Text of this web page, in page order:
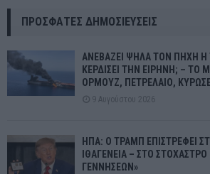
ΠΡΌΣΦΑΤΕΣ ΔΗΜΟΣΙΕΎΣΕΙΣ
ΑΝΕΒΑΖΕΙ ΨΗΛΑ ΤΟΝ ΠΗΧΗ Η
ΚΕΡΔΙΣΕΙ ΤΗΝ ΕΙΡΗΝΗ; – ΤΟ
ΟΡΜΟΥΖ, ΠΕΤΡΕΛΑΙΟ,
9 Αυγούστου 2026
ΗΠΑ: Ο ΤΡΑΜΠ ΕΠΙΣΤΡΕΦΕΙ
ΙΘΑΓΕΝΕΙΑ – ΣΤΟ
ΓΕΝΝΗΣΕΩΝ»